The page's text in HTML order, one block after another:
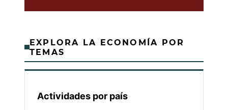
EXPLORA LA ECONOMÍA POR
TEMAS
Actividades por país